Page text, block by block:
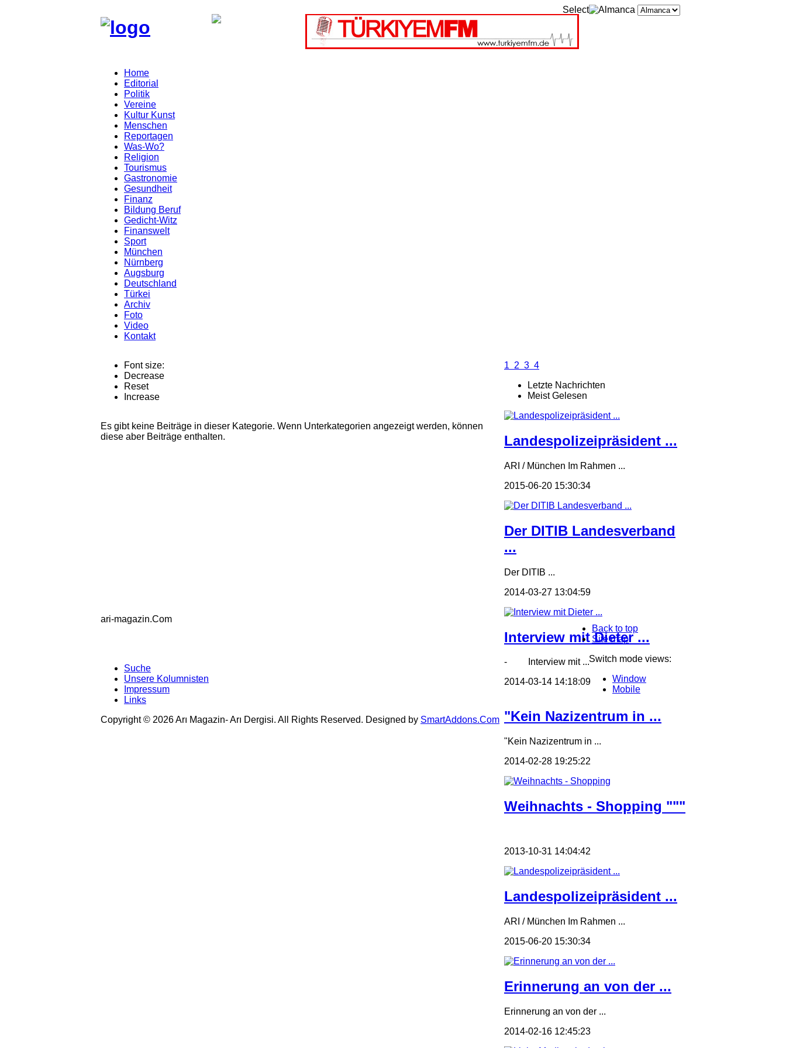
Select
Home
Editorial
Politik
Vereine
Kultur Kunst
Menschen
Reportagen
Was-Wo?
Religion
Tourismus
Gastronomie
Gesundheit
Finanz
Bildung Beruf
Gedicht-Witz
Finanswelt
Sport
München
Nürnberg
Augsburg
Deutschland
Türkei
Archiv
Foto
Video
Kontakt
Font size:
Decrease
Reset
Increase
Es gibt keine Beiträge in dieser Kategorie. Wenn Unterkategorien angezeigt werden, können
diese aber Beiträge enthalten.
1 2 3 4
Letzte Nachrichten
Meist Gelesen
Landespolizeipräsident ...
ARI / München Im Rahmen ...
2015-06-20 15:30:34
Der DITIB Landesverband
...
Der DITIB ...
2014-03-27 13:04:59
Interview mit Dieter ...
- Interview mit ...
2014-03-14 14:18:09
"Kein Nazizentrum in ...
"Kein Nazizentrum in ...
2014-02-28 19:25:22
Weihnachts - Shopping """
2013-10-31 14:04:42
Landespolizeipräsident ...
ARI / München Im Rahmen ...
2015-06-20 15:30:34
Erinnerung an von der ...
Erinnerung an von der ...
2014-02-16 12:45:23
ari-magazin.Com
Back to top
Site map
Suche
Unsere Kolumnisten
Impressum
Links
Switch mode views:
Window
Mobile
Copyright © 2026 Arı Magazin- Arı Dergisi. All Rights Reserved. Designed by SmartAddons.Com